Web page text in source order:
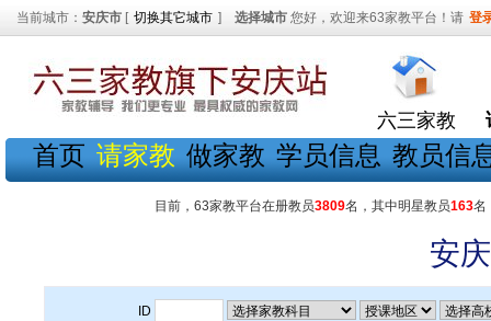
当前城市： 安庆市 [ 切换其它城市 ] 选择城市 您好，欢迎来63家教平台！请 登
六三家教
首页 请家教 做家教 学员信息 教员信
目前，63家教平台在册教员3809名，其中明星教员163名
安
ID